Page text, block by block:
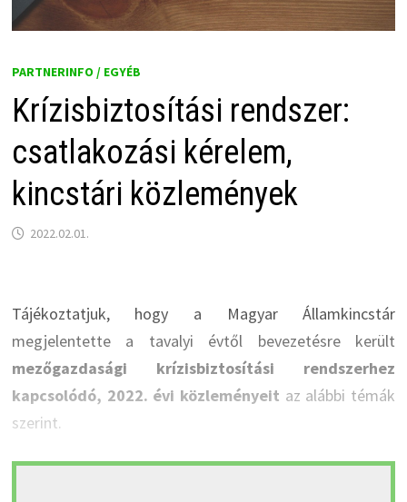
PARTNERINFO / EGYÉB
Krízisbiztosítási rendszer:
csatlakozási kérelem,
kincstári közlemények
2022.02.01.
Tájékoztatjuk, hogy a Magyar Államkincstár
megjelentette a tavalyi évtől bevezetésre került
mezőgazdasági krízisbiztosítási rendszerhez
kapcsolódó, 2022. évi közleményeit az alábbi témák
szerint.